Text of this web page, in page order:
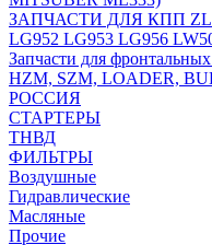
ЗАПЧАСТИ ДЛЯ КПП
LG952 LG953 LG956
Запчасти для
HZM, SZM, LOADER,
РОССИЯ
СТАРТЕРЫ
ТНВД
ФИЛЬТРЫ
Воздушные
Гидравлические
Масляные
Прочие